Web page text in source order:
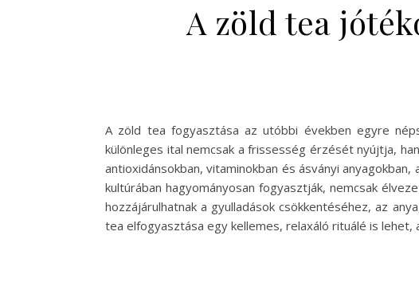
A zöld tea
A zöld tea fogyasztása az utóbbi években egyre
különleges ital nemcsak a frissesség érzését nyújtja,
antioxidánsokban, vitaminokban és ásványi
kultúrában hagyományosan fogyasztják, nemcsak
hozzájárulhatnak a gyulladások csökkentéséhez, az
tea elfogyasztása egy kellemes, relaxáló rituálé is